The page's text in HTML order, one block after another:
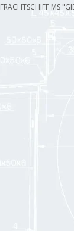
FRACHTSCHIFF MS